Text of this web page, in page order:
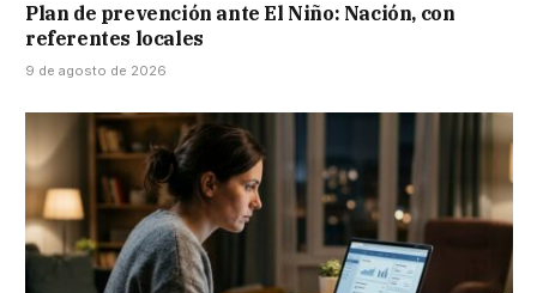
Plan de prevención ante El Niño: Nación, con
referentes locales
9 de agosto de 2026